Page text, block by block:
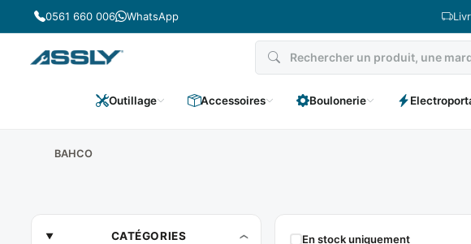
Passer
au
contenu
0561 660 006 WhatsApp
Outillage Accessoires Boulonerie
BAHCO
BAHCO CATÉGORIES En stock uniquement